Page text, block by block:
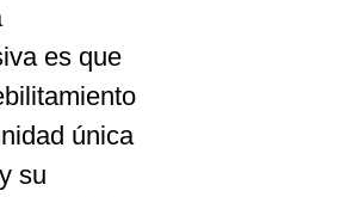
es que
única
su